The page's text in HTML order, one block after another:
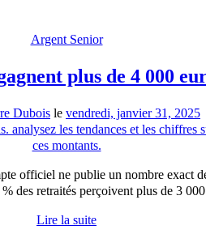
Argent Senior
plus de 4 000
Dubois le vendredi, janvier 31, 2025
officiel ne publie un nombre exact
des retraités perçoivent plus de 3
Lire la suite